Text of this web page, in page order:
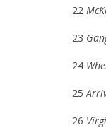
22
23
24
25
26